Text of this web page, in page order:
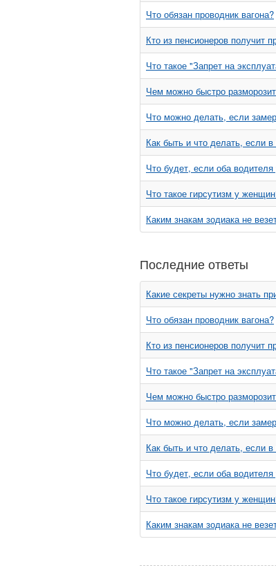
Что обязан проводник вагона?
Кто из пенсионеров получит
Что такое "Запрет на
Чем можно быстро
Что можно делать, если
Как быть и что делать, если
Что будет, если оба
Что такое гирсутизм у
Каким знакам зодиака не
Последние ответы
Какие секреты нужно знать
Что обязан проводник вагона?
Кто из пенсионеров получит
Что такое "Запрет на
Чем можно быстро
Что можно делать, если
Как быть и что делать, если
Что будет, если оба
Что такое гирсутизм у
Каким знакам зодиака не